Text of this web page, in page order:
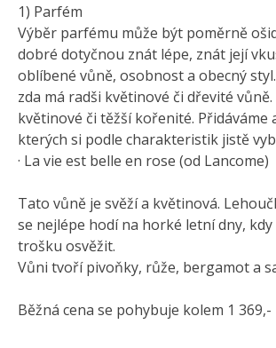
1) Parfém
Výběr parfému může být poměrně
dobré dotyčnou znát lépe, znát její
oblíbené vůně, osobnost a obecný
zda má radši květinové či dřevité vůně.
květinové či těžší kořenité. Přidáváme
kterých si podle charakteristik jistě
· La vie est belle en rose (od Lancome)
Tato vůně je svěží a květinová.
se nejlépe hodí na horké letní dny,
trošku osvěžit.
Vůni tvoří pivoňky, růže, bergamot a
Běžná cena se pohybuje kolem 1 369,-